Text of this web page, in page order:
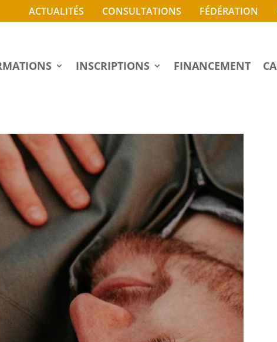
ACTUALITÉS CONSULTATIONS FÉDÉRATION
INSCRIPTIONS FINANCEMENT